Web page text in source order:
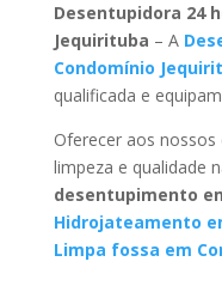
Desentupidora 24
Jequirituba – A
Condomínio
qualificada e
Oferecer aos nossos
limpeza e qualidade
desentupimento
Hidrojateamento
Limpa fossa em